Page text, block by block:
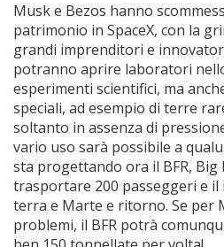
Musk e Bezos hanno
patrimonio in SpaceX, con la
grandi imprenditori e
potranno aprire laboratori
esperimenti scientifici, ma
speciali, ad esempio di terre
soltanto in assenza di
vario uso sarà possibile a
sta progettando ora il BFR, Big
trasportare 200 passeggeri e
terra e Marte e ritorno. Se per
problemi, il BFR potrà